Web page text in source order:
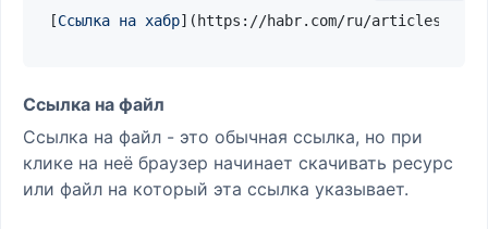
[Ссылка на хабр]( https://habr.com/ru/articles/
Ссылка на файл
Ссылка на файл - это обычная ссылка, но при
клике на неё браузер начинает скачивать ресурс
или файл на который эта ссылка указывает.